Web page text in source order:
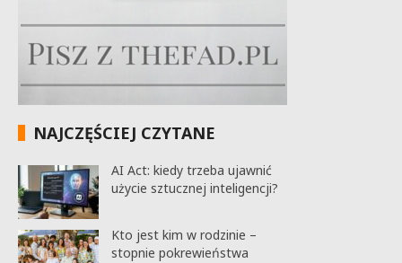
NAJCZĘŚCIEJ CZYTANE
AI Act: kiedy trzeba ujawnić
użycie sztucznej inteligencji?
Kto jest kim w rodzinie –
stopnie pokrewieństwa